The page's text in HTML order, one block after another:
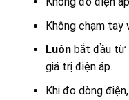
Không chạm tay
Luônbắt đầu từ
giá trị điện áp.
Khi đo dòng điện,